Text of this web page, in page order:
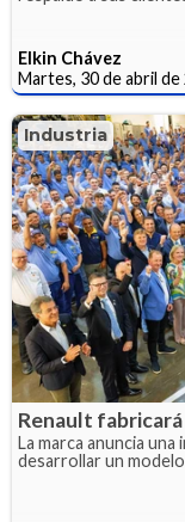
Elkin Chávez
Martes, 30 de abril de
Industria
Renault fabricará
La marca anuncia
desarrollar un